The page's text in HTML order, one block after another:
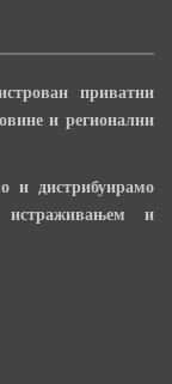
приватни
и регионални
дистрибуирамо
и